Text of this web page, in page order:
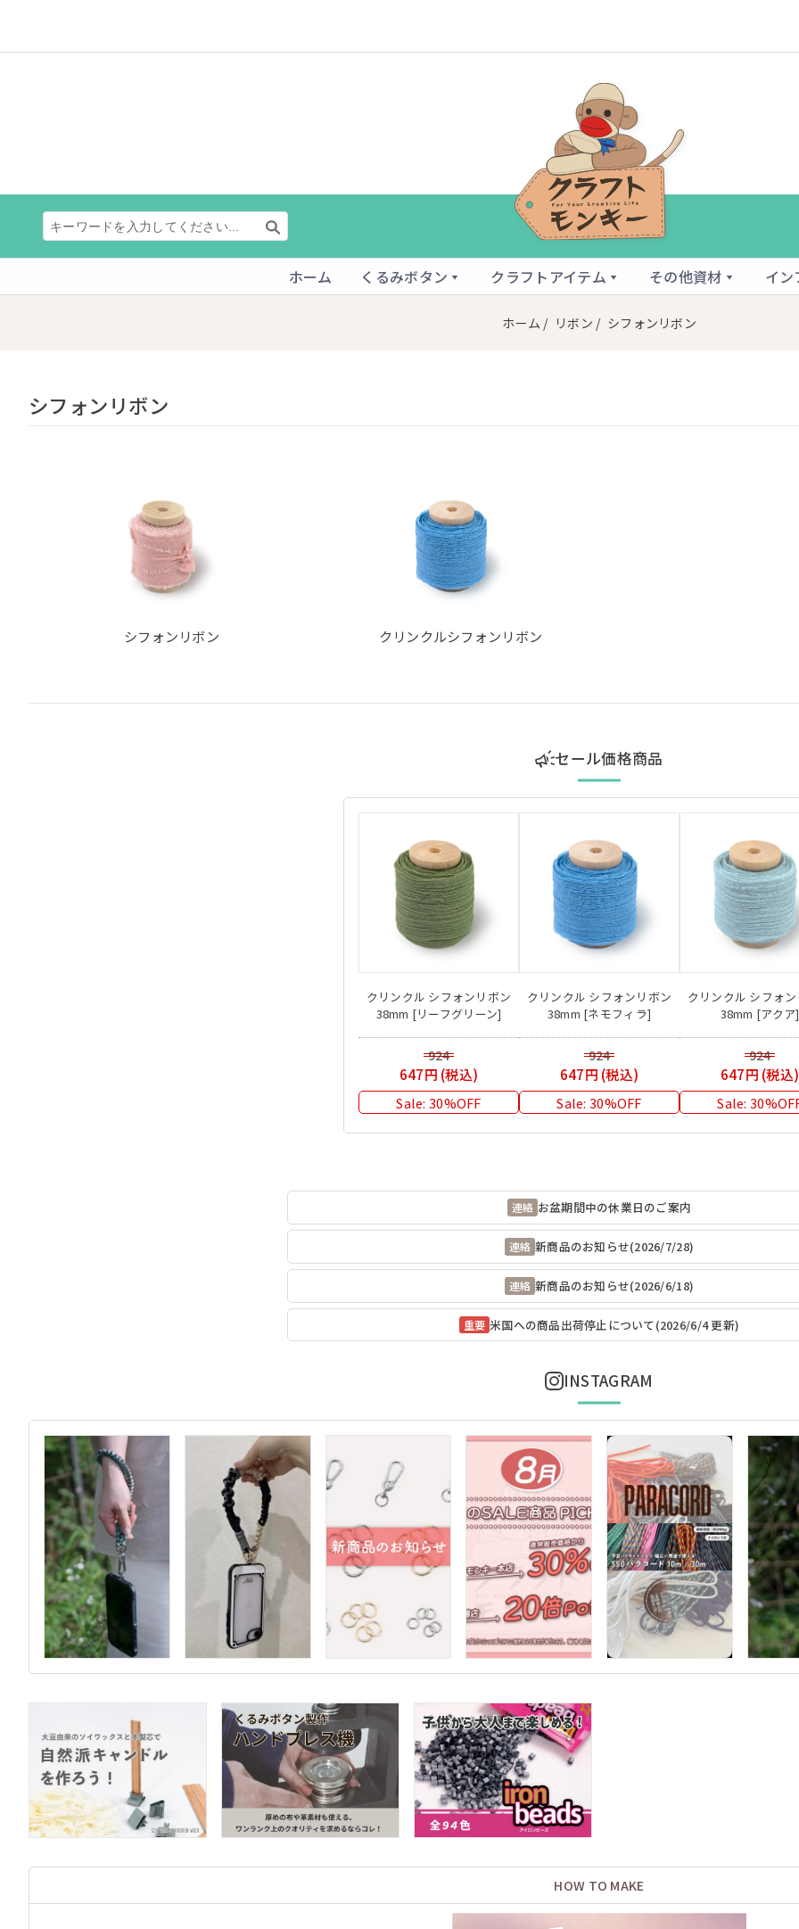
ホーム くるみボタン クラフトアイテム その他資材 イン
ホーム / リボン / シフォンリボン
シフォンリボン
シフォンリボン クリンクルシフォンリボン
セール価格商品
クリンクル シフォンリボン
38mm [リーフグリーン]
924
647円 (税込)
Sale: 30%OFF
クリンクル シフォンリボン
38mm [ネモフィラ]
924
647円 (税込)
Sale: 30%OFF
クリンクル シフォ
38mm [アクア]
924
647円 (税込)
Sale:
連絡 お盆期間中の休業日のご案内
連絡 新商品のお知らせ(2026/7/28)
連絡 新商品のお知らせ(2026/6/18)
重要 米国への商品出荷停止について(2026/6/4 更新)
INSTAGRAM
HOW TO MAKE